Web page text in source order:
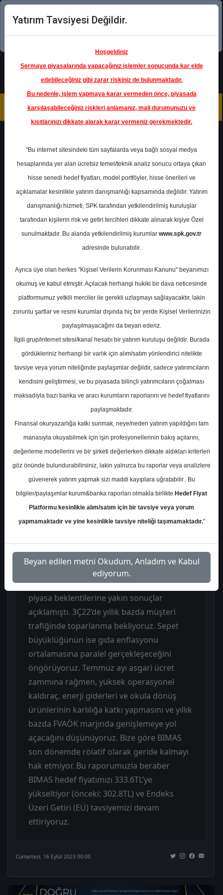
Şimdi uygulamayı indirin!
Ana Sayfa Raporlar
Garanti BBVA
Rapor Detay
Garanti BBVA Model
Portföyü 16.09.2023
A- A+
Model Portföyümüz son güncellememizi
yaptığımız 4 Eylül 2023 tarihinden itibaren
BIST100 endeksinin %1.0 altında bir
performans gösterdi. Bu raporumuzla
BIMAS’ı model portföyümüze ekliyoruz.
BIMAS’ı model portföye ekliyoruz. Gıda
perakendesini iki ana sebepten ötürü öne
çıkarmaya devam ediyoruz. Birincisi; 3Ç
döneminde enflasyon yeniden yükseliyor
(gıda enflasyonu 6A23: %53.9, 8A23: %72.9),
ikincisi; enerji kalemi yıllık bazda FVAÖK
marjlarına destek oluyor. Son 1 ayda
BIST100 %2.8 getiri sağlarken, SOKM %19.0
ve MGROS %7.0 yükselmiştir. BIMAS ise aynı
dönemde %1.0 düşmüştür. BIMAS 2Ç23’te
piyasa beklentilerine yakın sonuçlar
açıklamıştı. 3Ç22’de yıllık bazda müşteri
trafiğinde toparlanma bekliyoruz. Sepet
büyüklüğünün ise gıda enflasyonu
ortalamasına paralel gerçekleşeceğini
öngörüyoruz. Temmuz ayı asgari ücret
zammına rağmen, yüksek operasyonel
kaldıraç, enerji giderleri ve okula dönüş
ürünlerinin karlılığa katkı yapmasını ve yıllık
bazda FVAÖK marjında genişlemeye yol
açacağını düşünüyoruz. Bize göre BIMAS
son dönemde rölatif olarak geride kalmayı
hak etmiyor. Bu raporumuzla beraber
BIMAS hedef fiyatımızı 333.6TL’ye
yükseltiyor (önceki: 302.8TL) ve Endeks
Üzeri Getiri (EÜ) tavsiyemizi devam
ettiriyoruz.
Cumartesi, 16 Eylül 2023 00:00
Yatırım Tavsiyesi Değildir.
Hoşgeldiniz
Sermaye piyasalarında yapacağınız işlemler sonucunda kar elde
edebileceğiniz gibi zarar riskiniz de bulunmaktadır.
Bu nedenle, işlem yapmaya karar vermeden önce, piyasada
karşılaşabileceğiniz riskleri anlamanız, mali durumunuzu ve
kısıtlarınızı dikkate alarak karar vermeniz gerekmektedir.
"Bu internet sitesindeki tüm sayfalarda veya bağlı sosyal medya
hesaplarında yer alan ücretsiz temel/teknik analiz sonucu ortaya çıkan
hisse senedi hedef fiyatları, model portföyler, hisse önerileri ve
açıklamalar kesinlikle yatırım danışmanlığı kapsamında değildir. Yatırım
danışmanlığı hizmeti, SPK tarafından yetkilendirilmiş kuruluşlar
tarafından kişilerin risk ve getiri tercihleri dikkate alınarak kişiye Özel
sunulmaktadır. Bu alanda yetkilendirilmiş kurumlar www.spk.gov.tr
adresinde bulunabilir.
Ayrıca üye olan herkes "Kişisel Verilerin Korunması Kanunu" beyanımızı
okumuş ve kabul etmiştir. Açılacak herhangi hukiki bir dava neticesinde
platformumuz yetkili merciler ile gerekli uzlaşmayı sağlayacaktır, lakin
zorunlu şartlar ve resmi kurumlar dışında hiç bir yerde Kişisel Verilerinizin
paylaşılmayacağını da beyan ederiz.
İlgili grup/internet sitesi/kanal hesabı bir yatırım kuruluşu değildir. Burada
gördükleriniz herhangi bir varlık için alım/satım yönlendirici nitelikte
tavsiye veya yorum niteliğinde paylaşımlar değildir, sadece yatırımcıların
kendisini geliştirmesi, ve bu piyasada bilinçli yatırımcıların çoğalması
maksadıyla bazı banka ve aracı kurumların raporlarını ve hedef fiyatlarını
paylaşmaktadır.
Finansal okuryazarlığa katkı sunmak, neye/neden yatırım yapıldığını tam
manasıyla okuyabilmek için işin profesyonellerinin bakış açılarını,
değerleme modellerini ve bir şirketi değerlerken dikkate aldıkları kriterleri
göz önünde bulundurabilirsiniz, lakin yalnızca bu raporlar veya analizlere
güvenerek yatırım yapmak sizi maddi kayıplara uğratabilir.. Bu
bilgiler/paylaşımlar kurum&banka raporları olmakla birlikte Hedef Fiyat
Platformu kesinlikle alım/satım için bir tavsiye veya yorum
yapmamaktadır ve yine kesinlikle tavsiye niteliği taşımamaktadır."
Beyan edilen metni Okudum, Anladım ve Kabul
ediyorum.